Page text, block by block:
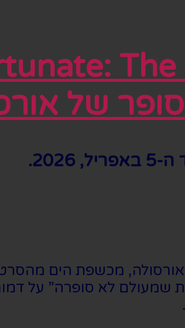
של
מכשפת הים מהסרט
שמעולם לא סופרה” על